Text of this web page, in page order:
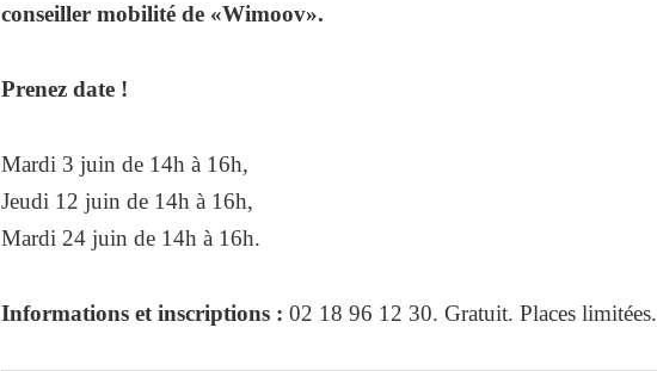
conseiller mobilité de «Wimoov».
Prenez date !
Mardi 3 juin de 14h à 16h,
Jeudi 12 juin de 14h à 16h,
Mardi 24 juin de 14h à 16h.
Informations et inscriptions : 02 18 96 12 30. Gratuit. Places limitées.